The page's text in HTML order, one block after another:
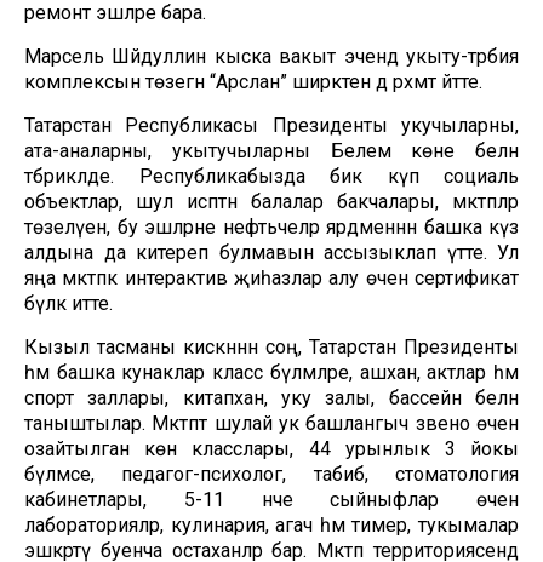
ремонт эшләре бара.
Марсель Шәйдуллин кыска вакыт эчендә укыту-тәрбия
комплексын төзегән “Арслан” ширкәтенә дә рәхмәт әйтте.
Татарстан Республикасы Президенты укучыларны,
ата-аналарны, укытучыларны Белем көне белән
тәбрикләде. Республикабызда бик күп социаль
объектлар, шул исәптән балалар бакчалары, мәктәпләр
төзелүен, бу эшләрне нефтьчеләр ярдәменнән башка күз
алдына да китереп булмавын ассызыклап үтте. Ул
яңа мәктәпкә интерактив җиһазлар алу өчен сертификат
бүләк итте.
Кызыл тасманы кискәннән соң, Татарстан Президенты
һәм башка кунаклар класс бүлмәләре, ашханә, актлар һәм
спорт заллары, китапханә, уку залы, бассейн белән
таныштылар. Мәктәптә шулай ук башлангыч звено өчен
озайтылган көн класслары, 44 урынлык 3 йокы
бүлмәсе, педагог-психолог, табиб, стоматология
кабинетлары, 5-11 нче сыйныфлар өчен
лабораторияләр, кулинария, агач һәм тимер, тукымалар
эшкәртү буенча остаханәләр бар. Мәктәп территориясендә